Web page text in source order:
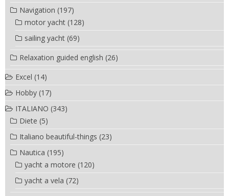
Navigation (197)
motor yacht (128)
sailing yacht (69)
Relaxation guided english (26)
Excel (14)
Hobby (17)
ITALIANO (343)
Diete (5)
Italiano beautiful-things (23)
Nautica (195)
yacht a motore (120)
yacht a vela (72)